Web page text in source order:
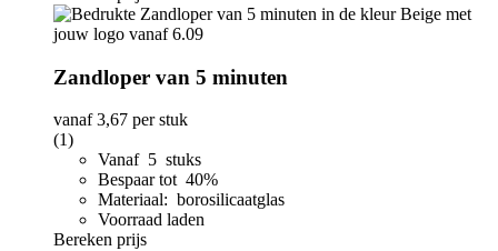
Zandloper van 5 minuten
vanaf3,67 per stuk
(1)
Vanaf 5 stuks
Bespaar tot 40%
Materiaal: borosilicaatglas
Voorraad laden
Bereken prijs